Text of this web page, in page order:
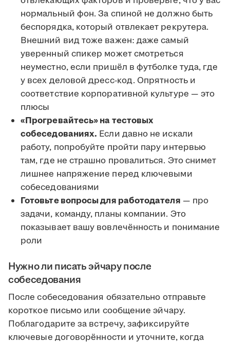
нормальный фон. За спиной не должно быть
беспорядка, который отвлекает рекрутера.
Внешний вид тоже важен: даже самый
уверенный спикер может смотреться
неуместно, если пришёл в футболке туда, где
у всех деловой дресс-код. Опрятность и
соответствие корпоративной культуре — это
плюсы
«Прогревайтесь» на тестовых
собеседованиях. Если давно не искали
работу, попробуйте пройти пару интервью
там, где не страшно провалиться. Это снимет
лишнее напряжение перед ключевыми
собеседованиями
Готовьте вопросы для работодателя — про
задачи, команду, планы компании. Это
показывает вашу вовлечённость и понимание
роли
Нужно ли писать эйчару после
собеседования
После собеседования обязательно отправьте
короткое письмо или сообщение эйчару.
Поблагодарите за встречу, зафиксируйте
ключевые договорённости и уточните, когда